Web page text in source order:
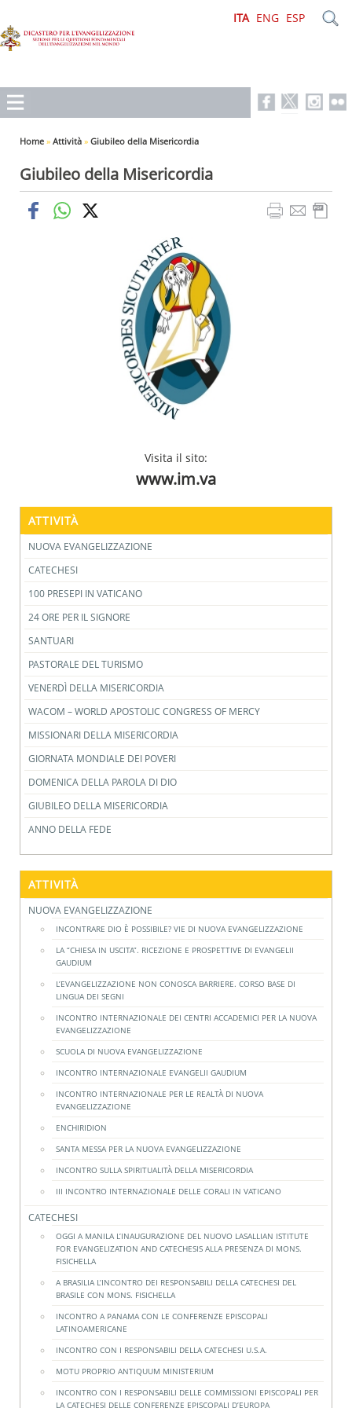
ITA ENG ESP
Home » Attività » Giubileo della Misericordia
Giubileo della Misericordia
Visita il sito:
www.im.va
ATTIVITÀ
NUOVA EVANGELIZZAZIONE
CATECHESI
100 PRESEPI IN VATICANO
24 ORE PER IL SIGNORE
SANTUARI
PASTORALE DEL TURISMO
VENERDÌ DELLA MISERICORDIA
WACOM – WORLD APOSTOLIC CONGRESS OF MERCY
MISSIONARI DELLA MISERICORDIA
GIORNATA MONDIALE DEI POVERI
DOMENICA DELLA PAROLA DI DIO
GIUBILEO DELLA MISERICORDIA
ANNO DELLA FEDE
ATTIVITÀ
NUOVA EVANGELIZZAZIONE
INCONTRARE DIO È POSSIBILE? VIE DI NUOVA EVANGELIZZAZIONE
LA “CHIESA IN USCITA”. RICEZIONE E PROSPETTIVE DI EVANGELII
GAUDIUM
L’EVANGELIZZAZIONE NON CONOSCA BARRIERE. CORSO BASE DI
LINGUA DEI SEGNI
INCONTRO INTERNAZIONALE DEI CENTRI ACCADEMICI PER LA NUOVA
EVANGELIZZAZIONE
SCUOLA DI NUOVA EVANGELIZZAZIONE
INCONTRO INTERNAZIONALE EVANGELII GAUDIUM
INCONTRO INTERNAZIONALE PER LE REALTÀ DI NUOVA
EVANGELIZZAZIONE
ENCHIRIDION
SANTA MESSA PER LA NUOVA EVANGELIZZAZIONE
INCONTRO SULLA SPIRITUALITÀ DELLA MISERICORDIA
III INCONTRO INTERNAZIONALE DELLE CORALI IN VATICANO
CATECHESI
OGGI A MANILA L’INAUGURAZIONE DEL NUOVO LASALLIAN ISTITUTE
FOR EVANGELIZATION AND CATECHESIS ALLA PRESENZA DI MONS.
FISICHELLA
A BRASILIA L’INCONTRO DEI RESPONSABILI DELLA CATECHESI DEL
BRASILE CON MONS. FISICHELLA
INCONTRO A PANAMA CON LE CONFERENZE EPISCOPALI
LATINOAMERICANE
INCONTRO CON I RESPONSABILI DELLA CATECHESI U.S.A.
MOTU PROPRIO ANTIQUUM MINISTERIUM
INCONTRO CON I RESPONSABILI DELLE COMMISSIONI EPISCOPALI PER
LA CATECHESI DELLE CONFERENZE EPISCOPALI D’EUROPA